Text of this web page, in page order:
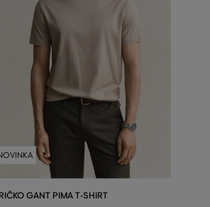
GANT PIMA T-SHIRT